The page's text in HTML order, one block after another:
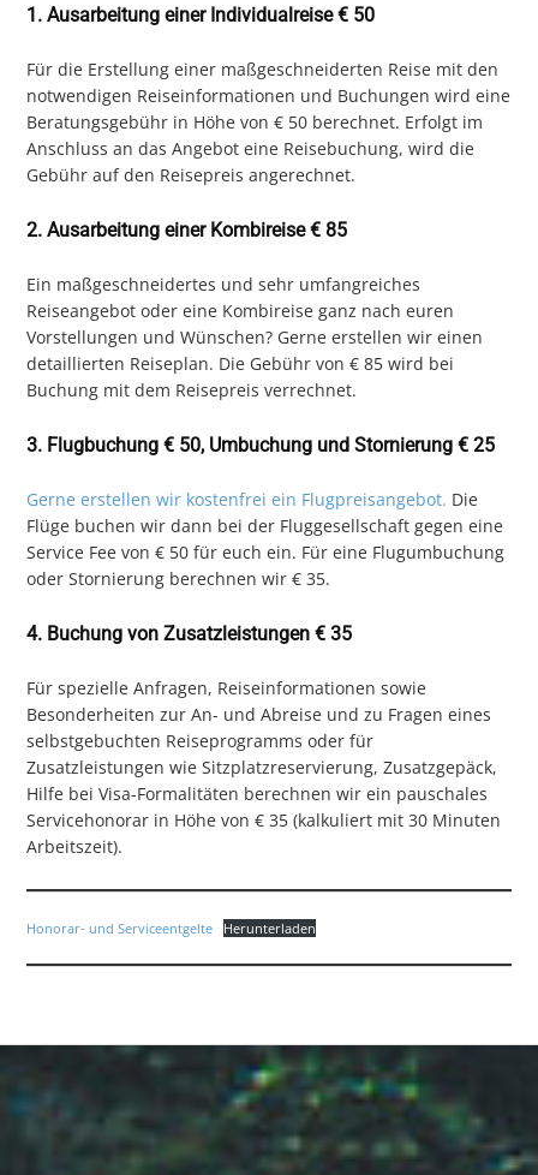
1. Ausarbeitung einer Individualreise € 50
Für die Erstellung einer maßgeschneiderten Reise mit den
notwendigen Reiseinformationen und Buchungen wird eine
Beratungsgebühr in Höhe von € 50 berechnet. Erfolgt im
Anschluss an das Angebot eine Reisebuchung, wird die
Gebühr auf den Reisepreis angerechnet.
2. Ausarbeitung einer Kombireise € 85
Ein maßgeschneidertes und sehr umfangreiches
Reiseangebot oder eine Kombireise ganz nach euren
Vorstellungen und Wünschen? Gerne erstellen wir einen
detaillierten Reiseplan. Die Gebühr von € 85 wird bei
Buchung mit dem Reisepreis verrechnet.
3. Flugbuchung € 50, Umbuchung und Stornierung € 25
Gerne erstellen wir kostenfrei ein Flugpreisangebot. Die
Flüge buchen wir dann bei der Fluggesellschaft gegen eine
Service Fee von € 50 für euch ein. Für eine Flugumbuchung
oder Stornierung berechnen wir € 35.
4. Buchung von Zusatzleistungen € 35
Für spezielle Anfragen, Reiseinformationen sowie
Besonderheiten zur An- und Abreise und zu Fragen eines
selbstgebuchten Reiseprogramms oder für
Zusatzleistungen wie Sitzplatzreservierung, Zusatzgepäck,
Hilfe bei Visa-Formalitäten berechnen wir ein pauschales
Servicehonorar in Höhe von € 35 (kalkuliert mit 30 Minuten
Arbeitszeit).
Honorar- und Serviceentgelte Herunterladen